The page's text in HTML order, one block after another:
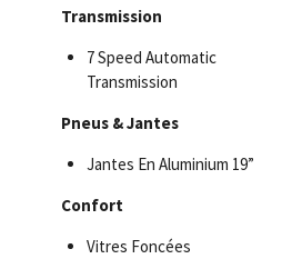
Transmission
7 Speed Automatic
Transmission
Pneus & Jantes
Jantes En Aluminium 19”
Confort
Vitres Foncées